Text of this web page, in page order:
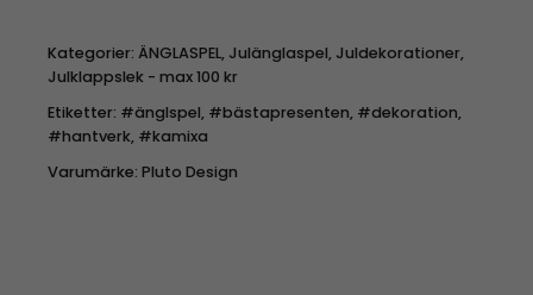
Kategorier: ÄNGLASPEL, Julänglaspel, Juldekorationer,
Julklappslek - max 100 kr
Etiketter: #änglspel, #bästapresenten, #dekoration,
#hantverk, #kamixa
Varumärke: Pluto Design